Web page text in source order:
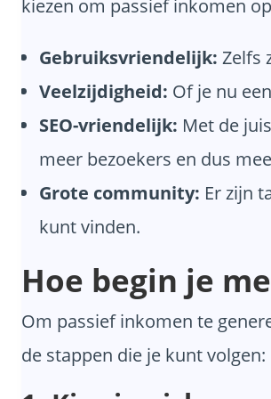
kiezen om passief inkomen
Gebruiksvriendelijk: Zelfs
Veelzijdigheid: Of je nu
SEO-vriendelijk: Met de
meer bezoekers en dus
Grote community: Er zijn
kunt vinden.
Hoe begin je
Om passief inkomen te
de stappen die je kunt volgen: